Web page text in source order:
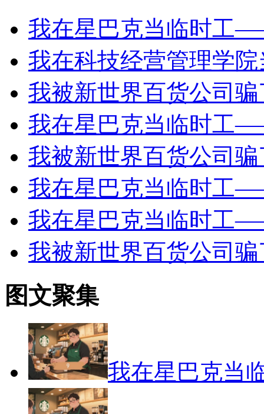
我在星巴克当临时工
我在科技经营管理学
我被新世界百货公司
我在星巴克当临时工
我被新世界百货公司
我在星巴克当临时工
我在星巴克当临时工
我被新世界百货公司骗
图文聚集
我在星巴克当